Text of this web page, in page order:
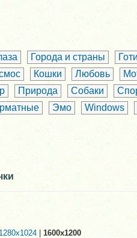
Города и страны
Кошки Любовь
Природа Собаки
Эмо Windows
| 1600x1200